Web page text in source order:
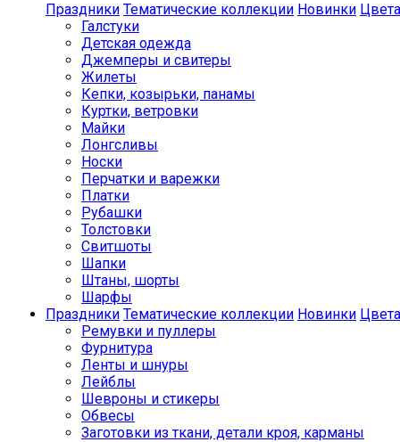
Праздники Тематические коллекции Новинки Цвета
Галстуки
Детская одежда
Джемперы и свитеры
Жилеты
Кепки, козырьки, панамы
Куртки, ветровки
Майки
Лонгсливы
Носки
Перчатки и варежки
Платки
Рубашки
Толстовки
Свитшоты
Шапки
Штаны, шорты
Шарфы
Праздники Тематические коллекции Новинки Цвета
Ремувки и пуллеры
Фурнитура
Ленты и шнуры
Лейблы
Шевроны и стикеры
Обвесы
Заготовки из ткани, детали кроя, карманы